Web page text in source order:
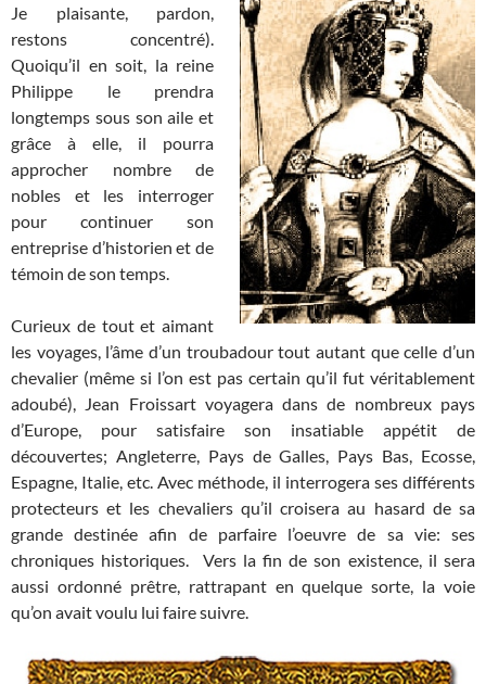
Je plaisante, pardon,
restons concentré).
Quoiqu’il en soit, la reine
Philippe le prendra
longtemps sous son aile et
grâce à elle, il pourra
approcher nombre de
nobles et les interroger
pour continuer son
entreprise d’historien et de
témoin de son temps.
Curieux de tout et aimant
les voyages, l’âme d’un troubadour tout autant que celle d’un
chevalier (même si l’on est pas certain qu’il fut véritablement
adoubé), Jean Froissart voyagera dans de nombreux pays
d’Europe, pour satisfaire son insatiable appétit de
découvertes; Angleterre, Pays de Galles, Pays Bas, Ecosse,
Espagne, Italie, etc. Avec méthode, il interrogera ses différents
protecteurs et les chevaliers qu’il croisera au hasard de sa
grande destinée afin de parfaire l’oeuvre de sa vie: ses
chroniques historiques. Vers la fin de son existence, il sera
aussi ordonné prêtre, rattrapant en quelque sorte, la voie
qu’on avait voulu lui faire suivre.